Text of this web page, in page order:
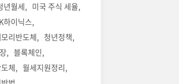
년월세
미국 주식 세율
하이닉스
리반도체
청년정책
블록체인
체
월세지원정리